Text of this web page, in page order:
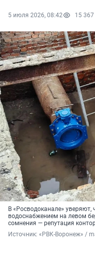
5 июля 2026, 08:42 15 367
В «Росводоканале»
водоснабжением на левом
сомнения — репутация
Источник: «РВК-Воронеж» /